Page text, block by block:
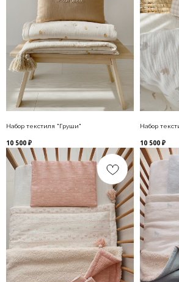
Набор текстиля "Груши"
10 500 ₽
Набор
10 500 ₽